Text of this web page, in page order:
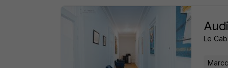
Le